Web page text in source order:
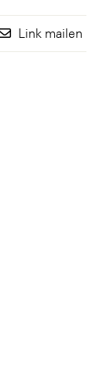
Link mailen